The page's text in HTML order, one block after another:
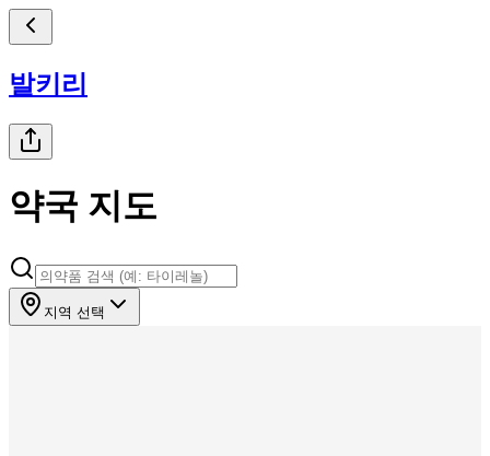
발키리
약국 지도
지역 선택